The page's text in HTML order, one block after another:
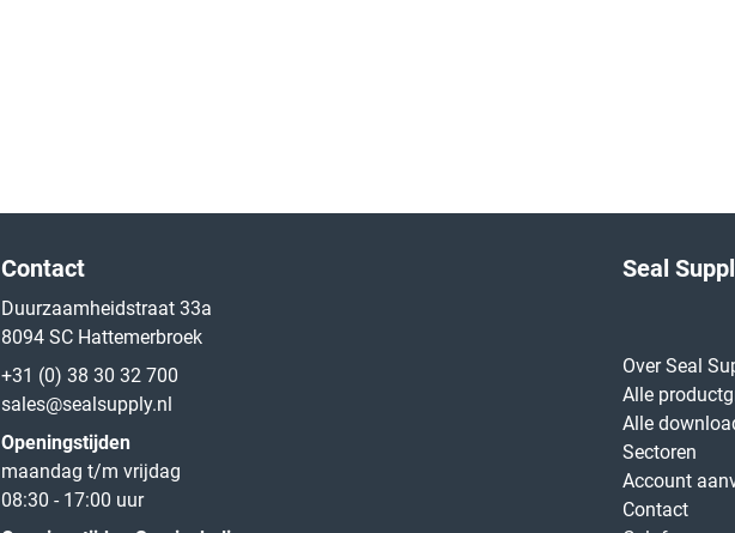
Contact
Duurzaamheidstraat 33a
8094 SC Hattemerbroek
+31 (0) 38 30 32 700
sales@sealsupply.nl
Openingstijden
maandag t/m vrijdag
08:30 - 17:00 uur
Seal
Over Seal
Alle
Alle
Sectoren
Account
Contact